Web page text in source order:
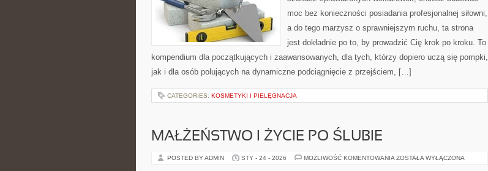
moc bez konieczności posiadania profesjonalnej siłowni,
a do tego marzysz o sprawniejszym ruchu, ta strona
jest dokładnie po to, by prowadzić Cię krok po kroku. To
kompendium dla początkujących i zaawansowanych, dla tych, którzy dopiero uczą się pompki,
jak i dla osób polujących na dynamiczne podciągnięcie z przejściem, […]
CATEGORIES: KOSMETYKI I PIELĘGNACJA
MAŁŻEŃSTWO I ŻYCIE PO ŚLUBIE
POSTED BY ADMIN STY - 24 - 2026 MOŻLIWOŚĆ KOMENTOWANIA MAŁŻEŃSTWO
ZOSTAŁA WYŁĄCZONA